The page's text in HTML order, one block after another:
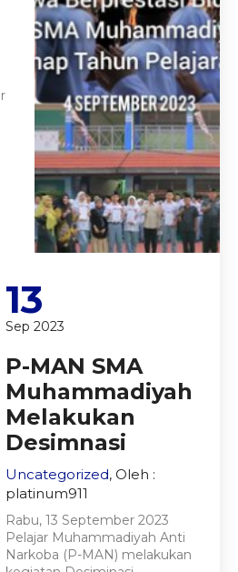
13
Sep 2023
P-MAN SMA
Muhammadiyah
Melakukan
Desimnasi
Uncategorized, Oleh :
platinum911
Rabu, 13 September 2023
Pelajar Muhammadiyah Anti
Narkoba (P-MAN) melakukan